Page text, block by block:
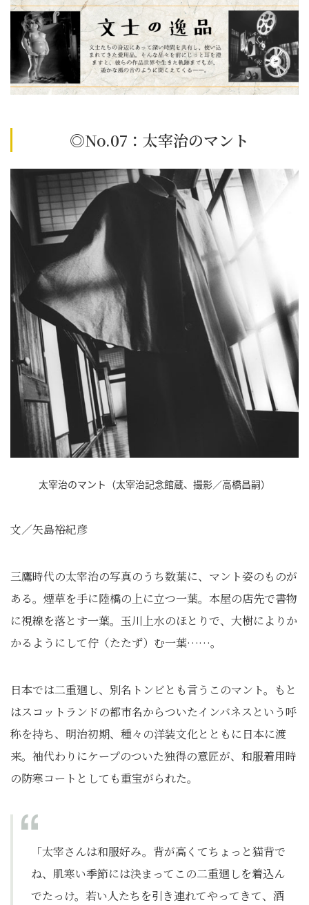
◎No.07：太宰治のマント
太宰治のマント（太宰治記念館蔵、撮影／高橋昌嗣）
文／矢島裕紀彦
三鷹時代の太宰治の写真のうち数葉に、マント姿のものが
ある。煙草を手に陸橋の上に立つ一葉。本屋の店先で書物
に視線を落とす一葉。玉川上水のほとりで、大樹によりか
かるようにして佇（たたず）む一葉……。
日本では二重廻し、別名トンビとも言うこのマント。もと
はスコットランドの都市名からついたインバネスという呼
称を持ち、明治初期、種々の洋装文化とともに日本に渡
来。袖代わりにケープのついた独得の意匠が、和服着用時
の防寒コートとしても重宝がられた。
「太宰さんは和服好み。背が高くてちょっと猫背で
ね、肌寒い季節には決まってこの二重廻しを着込ん
でたっけ。若い人たちを引き連れてやってきて、酒